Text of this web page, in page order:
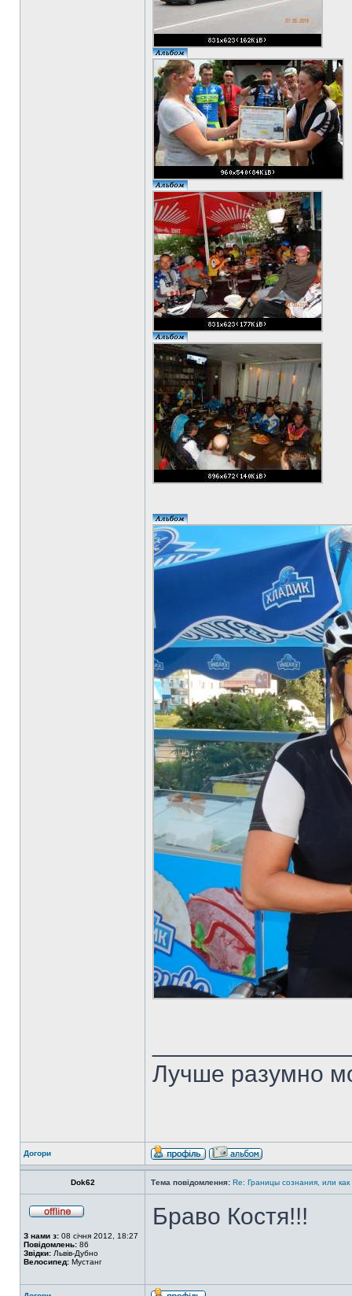
Лучше разумно
Догори
Dok62 Тема повідомлення: Re: Границы сознания, или как
З нами з: 08 січня 2012, 18:27
Повідомлень: 86
Звідки: Львів-Дубно
Велосипед: Мустанг
Браво Костя!!!